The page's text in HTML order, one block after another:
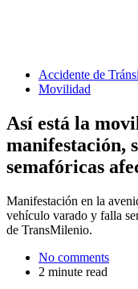
Accidente de
Movilidad
Así está la
manifestación,
semafóricas
Manifestación en la
vehículo varado y falla
de TransMilenio.
No comments
2 minute read